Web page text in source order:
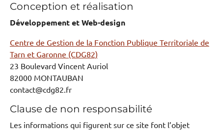
Conception et réalisation
Développement et Web-design
Centre de Gestion de la Fonction Publique Territoriale de
Tarn et Garonne (CDG82)
23 Boulevard Vincent Auriol
82000 MONTAUBAN
contact@cdg82.fr
Clause de non responsabilité
Les informations qui figurent sur ce site font l’objet